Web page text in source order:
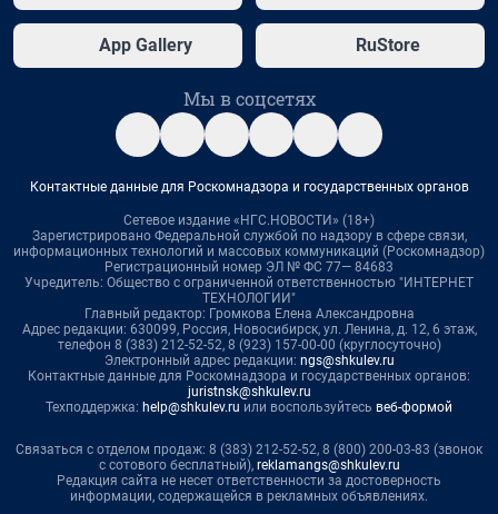
App Gallery RuStore
Мы в соцсетях
Контактные данные для Роскомнадзора и государственных органов
Сетевое издание «НГС.НОВОСТИ» (18+)
Зарегистрировано Федеральной службой по надзору в сфере связи,
информационных технологий и массовых коммуникаций (Роскомнадзор)
Регистрационный номер ЭЛ № ФС 77— 84683
Учредитель: Общество с ограниченной ответственностью "ИНТЕРНЕТ
ТЕХНОЛОГИИ"
Главный редактор: Громкова Елена Александровна
Адрес редакции: 630099, Россия, Новосибирск, ул. Ленина, д. 12, 6 этаж,
телефон 8 (383) 212-52-52, 8 (923) 157-00-00 (круглосуточно)
Электронный адрес редакции: ngs@shkulev.ru
Контактные данные для Роскомнадзора и государственных органов:
juristnsk@shkulev.ru
Техподдержка: help@shkulev.ru или воспользуйтесь веб-формой
Связаться с отделом продаж: 8 (383) 212-52-52, 8 (800) 200-03-83 (звонок
с сотового бесплатный), reklamangs@shkulev.ru
Редакция сайта не несет ответственности за достоверность
информации, содержащейся в рекламных объявлениях.